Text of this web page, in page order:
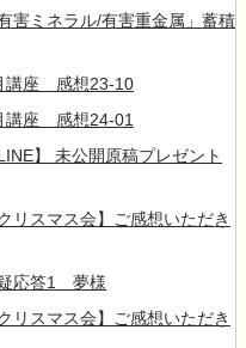
害ミネラル/有害重金属」蓄積
講座 感想23-10
講座 感想24-01
】 未公開原稿プレゼント
リスマス会】ご感想いただき
応答1 夢様
リスマス会】ご感想いただき